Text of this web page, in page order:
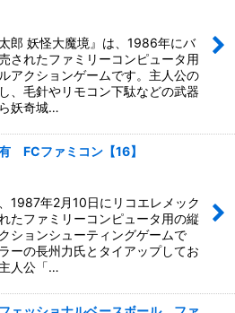
太郎 妖怪大魔境』は、1986年にバ
されたファミリーコンピュータ用
アクションゲームです。主人公の
、毛針やリモコン下駄などの武器
妖奇城…
FCファミコン【16】
1987年2月10日にリコエレメック
たファミリーコンピュータ用の縦
ションシューティングゲームで
ーの長州力氏とタイアップしてお
人公「…